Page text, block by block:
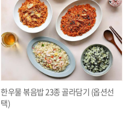
한우물 볶음밥 23종 골라담기 (옵션선
택)